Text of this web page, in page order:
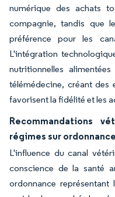
numérique des achats
compagnie, tandis que
préférence pour les
L'intégration
nutritionnelles
télémédecine, créant des
favorisent la fidélité et les
Recommandations
régimes sur ordonnance
L'influence du canal
conscience de la santé
ordonnance